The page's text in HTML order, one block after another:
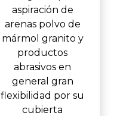
aspiración de
arenas polvo de
mármol granito y
productos
abrasivos en
general gran
flexibilidad por su
cubierta